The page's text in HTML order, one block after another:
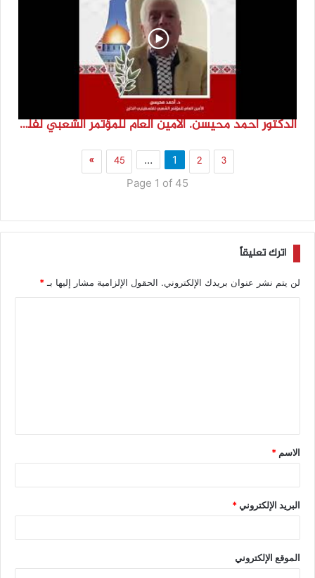
الدكتور احمد محيسن. الامين العام للمؤتمر الشعبي لفلسطينيي الخارج
1 2 3
…
45
»
Page 1 of 45
اترك تعليقاً
لن يتم نشر عنوان بريدك الإلكتروني. الحقول الإلزامية مشار إليها بـ *
الاسم *
البريد الإلكتروني*
الموقع الإلكتروني